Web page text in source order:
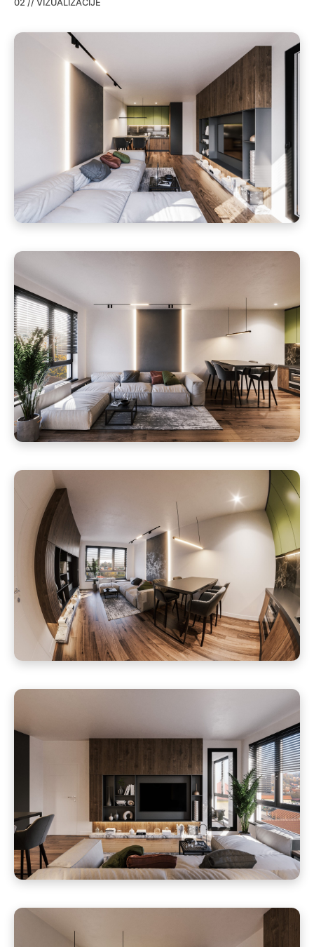
02 // VIZUALIZACIJE